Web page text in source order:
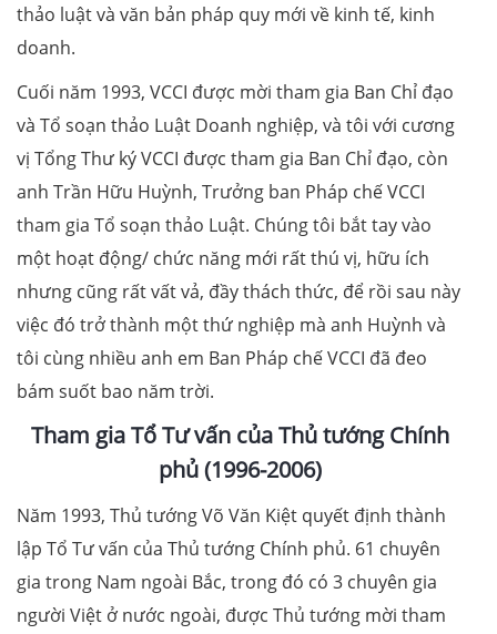
thảo luật và văn bản pháp quy mới về kinh tế, kinh
doanh.
Cuối năm 1993, VCCI được mời tham gia Ban Chỉ đạo
và Tổ soạn thảo Luật Doanh nghiệp, và tôi với cương
vị Tổng Thư ký VCCI được tham gia Ban Chỉ đạo, còn
anh Trần Hữu Huỳnh, Trưởng ban Pháp chế VCCI
tham gia Tổ soạn thảo Luật. Chúng tôi bắt tay vào
một hoạt động/ chức năng mới rất thú vị, hữu ích
nhưng cũng rất vất vả, đầy thách thức, để rồi sau này
việc đó trở thành một thứ nghiệp mà anh Huỳnh và
tôi cùng nhiều anh em Ban Pháp chế VCCI đã đeo
bám suốt bao năm trời.
Tham gia Tổ Tư vấn của Thủ tướng Chính
phủ (1996-2006)
Năm 1993, Thủ tướng Võ Văn Kiệt quyết định thành
lập Tổ Tư vấn của Thủ tướng Chính phủ. 61 chuyên
gia trong Nam ngoài Bắc, trong đó có 3 chuyên gia
người Việt ở nước ngoài, được Thủ tướng mời tham